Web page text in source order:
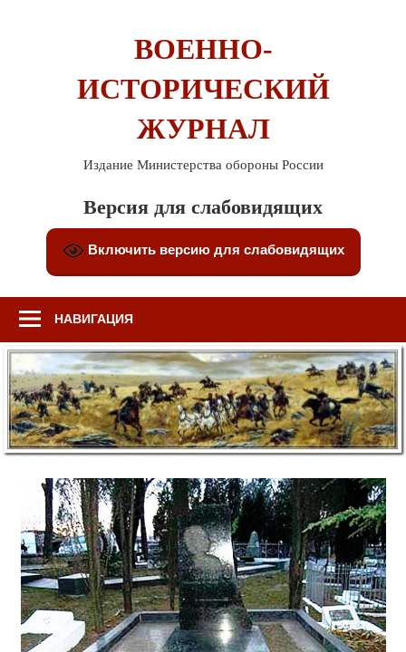
ВОЕННО-
ИСТОРИЧЕСКИЙ
ЖУРНАЛ
Издание Министерства обороны России
Версия для слабовидящих
Включить версию для слабовидящих
НАВИГАЦИЯ